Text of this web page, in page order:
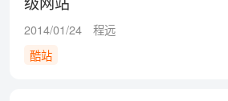
2014/01/24
程远
酷站